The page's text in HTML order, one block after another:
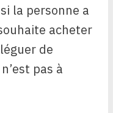
la personne a
acheter
de
pas à